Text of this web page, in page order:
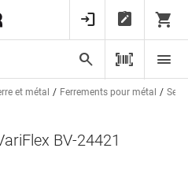
et métal Ferrements pour métal
BV-24421